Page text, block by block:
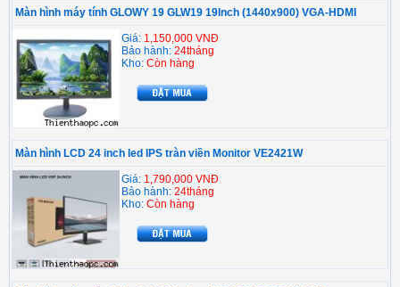
Màn hình máy tính GLOWY 19 GLW19 19Inch (1440x900) VGA-HDMI
Giá: 1,150,000 VNĐ
Bảo hành: 24tháng
Kho: Còn hàng
Màn hình LCD 24 inch led IPS tràn viền Monitor VE2421W
Giá: 1,790,000 VNĐ
Bảo hành: 24tháng
Kho: Còn hàng